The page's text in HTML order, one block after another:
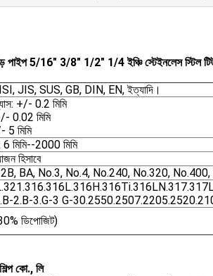
5/16" 3/8" 1/2" 1/4 ইঞ্চি স্টেইনলেস স্টিল
JIS, SUS, GB, DIN, EN, ইত্যাদি।
+/- 0.2 মিমি
0.02 মিমি
5 মিমি
6 মিমি--2000 মিমি
হিসাবে
BA, No.3, No.4, No.240, No.320,
2.B-3.G-3 G-
ডিপোজিট)
কো., লি